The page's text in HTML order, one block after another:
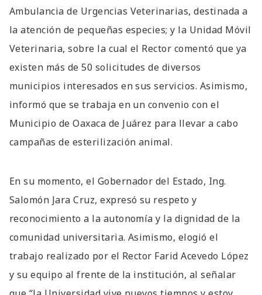
Ambulancia de Urgencias Veterinarias, destinada a
la atención de pequeñas especies; y la Unidad Móvil
Veterinaria, sobre la cual el Rector comentó que ya
existen más de 50 solicitudes de diversos
municipios interesados en sus servicios. Asimismo,
informó que se trabaja en un convenio con el
Municipio de Oaxaca de Juárez para llevar a cabo
campañas de esterilización animal.
En su momento, el Gobernador del Estado, Ing.
Salomón Jara Cruz, expresó su respeto y
reconocimiento a la autonomía y la dignidad de la
comunidad universitaria. Asimismo, elogió el
trabajo realizado por el Rector Farid Acevedo López
y su equipo al frente de la institución, al señalar